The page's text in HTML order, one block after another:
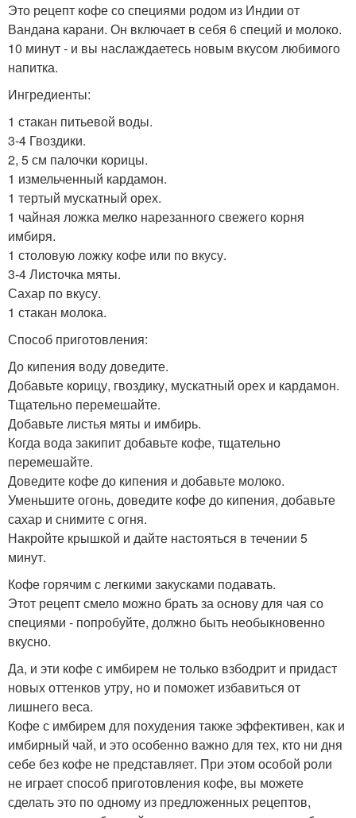
Это рецепт кофе со специями родом из Индии от
Вандана карани. Он включает в себя 6 специй и молоко.
10 минут - и вы наслаждаетесь новым вкусом любимого
напитка.
Ингредиенты:
1 стакан питьевой воды.
3-4 Гвоздики.
2, 5 см палочки корицы.
1 измельченный кардамон.
1 тертый мускатный орех.
1 чайная ложка мелко нарезанного свежего корня
имбиря.
1 столовую ложку кофе или по вкусу.
3-4 Листочка мяты.
Сахар по вкусу.
1 стакан молока.
Способ приготовления:
До кипения воду доведите.
Добавьте корицу, гвоздику, мускатный орех и кардамон.
Тщательно перемешайте.
Добавьте листья мяты и имбирь.
Когда вода закипит добавьте кофе, тщательно
перемешайте.
Доведите кофе до кипения и добавьте молоко.
Уменьшите огонь, доведите кофе до кипения, добавьте
сахар и снимите с огня.
Накройте крышкой и дайте настояться в течении 5
минут.
Кофе горячим с легкими закусками подавать.
Этот рецепт смело можно брать за основу для чая со
специями - попробуйте, должно быть необыкновенно
вкусно.
Да, и эти кофе с имбирем не только взбодрит и придаст
новых оттенков утру, но и поможет избавиться от
лишнего веса.
Кофе с имбирем для похудения также эффективен, как и
имбирный чай, и это особенно важно для тех, кто ни дня
себе без кофе не представляет. При этом особой роли
не играет способ приготовления кофе, вы можете
сделать это по одному из предложенных рецептов,